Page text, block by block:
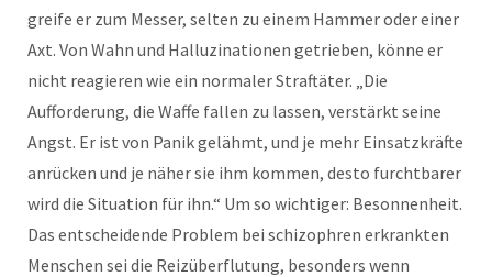
greife er zum Messer, selten zu einem Hammer oder einer
Axt. Von Wahn und Halluzinationen getrieben, könne er
nicht reagieren wie ein normaler Straftäter. „Die
Aufforderung, die Waffe fallen zu lassen, verstärkt seine
Angst. Er ist von Panik gelähmt, und je mehr Einsatzkräfte
anrücken und je näher sie ihm kommen, desto furchtbarer
wird die Situation für ihn.“ Um so wichtiger: Besonnenheit.
Das entscheidende Problem bei schizophren erkrankten
Menschen sei die Reizüberflutung, besonders wenn